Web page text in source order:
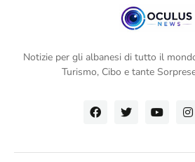
Notizie per gli albanesi di tutto il
Turismo, Cibo e tante